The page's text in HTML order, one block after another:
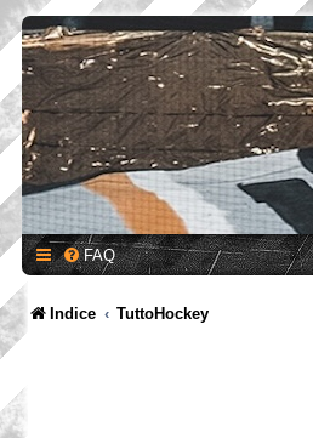
FAQ
Indice TuttoHockey